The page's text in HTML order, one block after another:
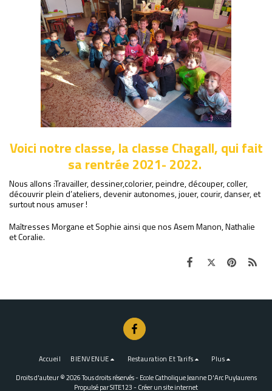
Voici notre classe, la classe Chagall, qui fait
sa rentrée 2021- 2022.
Nous allons :Travailler, dessiner,colorier, peindre, découper, coller,
découvrir plein d’ateliers, devenir autonomes, jouer, courir, danser, et
surtout nous amuser !
Maîtresses Morgane et Sophie ainsi que nos Asem Manon, Nathalie
et Coralie.
Accueil BIENVENUE Restauration Et Tarifs
Plus
Droits d'auteur © 2026 Tous droits réservés -Ecole Catholique Jeanne D'Arc Puylaurens
Propulsé parSITE123-Créer un site internet